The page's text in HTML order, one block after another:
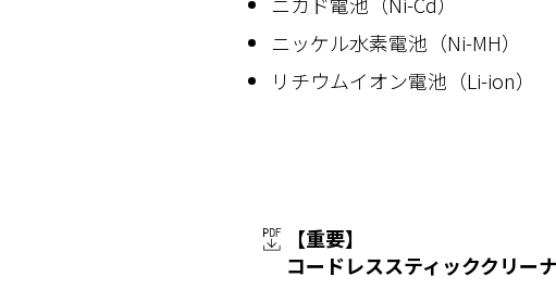
ニッケル水素電池（Ni-MH）
リチウムイオン電池（Li-ion）
【重要】
コードレススティッククリー